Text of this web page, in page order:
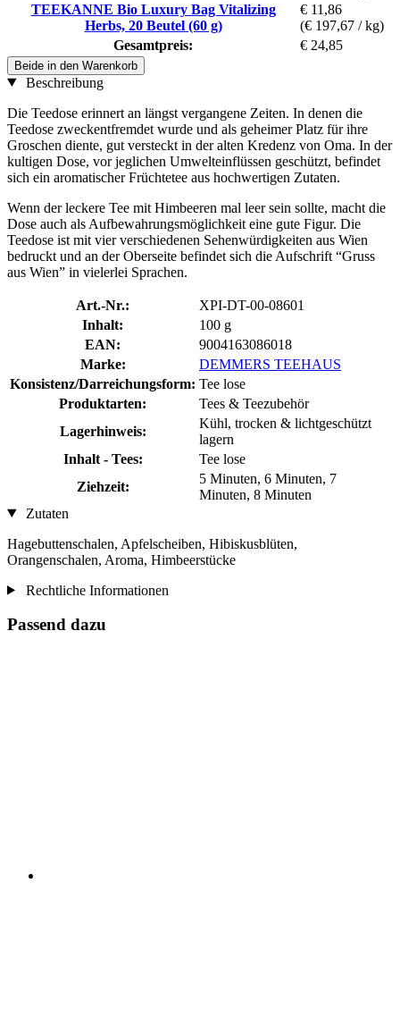
TEEKANNE Bio Luxury Bag Vitalizing
Herbs, 20 Beutel (60 g)
€ 11,86
(€ 197,67 / kg)
Gesamtpreis:
€ 24,85
Beide in den Warenkorb
Beschreibung
Die Teedose erinnert an längst vergangene Zeiten. In denen die
Teedose zweckentfremdet wurde und als geheimer Platz für ihre
Groschen diente, gut versteckt in der alten Kredenz von Oma. In der
kultigen Dose, vor jeglichen Umwelteinflüssen geschützt, befindet
sich ein aromatischer Früchtetee aus hochwertigen Zutaten.
Wenn der leckere Tee mit Himbeeren mal leer sein sollte, macht die
Dose auch als Aufbewahrungsmöglichkeit eine gute Figur. Die
Teedose ist mit vier verschiedenen Sehenwürdigkeiten aus Wien
bedruckt und an der Oberseite befindet sich die Aufschrift “Gruss
aus Wien” in vielerlei Sprachen.
Art.-Nr.:
XPI-DT-00-08601
Inhalt:
100 g
EAN:
9004163086018
Marke:
DEMMERS TEEHAUS
Konsistenz/Darreichungsform: Tee lose
Produktarten:
Tees & Teezubehör
Lagerhinweis:
Kühl, trocken & lichtgeschützt
lagern
Inhalt - Tees:
Tee lose
Ziehzeit:
5 Minuten, 6 Minuten, 7
Minuten, 8 Minuten
Zutaten
Hagebuttenschalen, Apfelscheiben, Hibiskusblüten,
Orangenschalen, Aroma, Himbeerstücke
Rechtliche Informationen
Passend dazu